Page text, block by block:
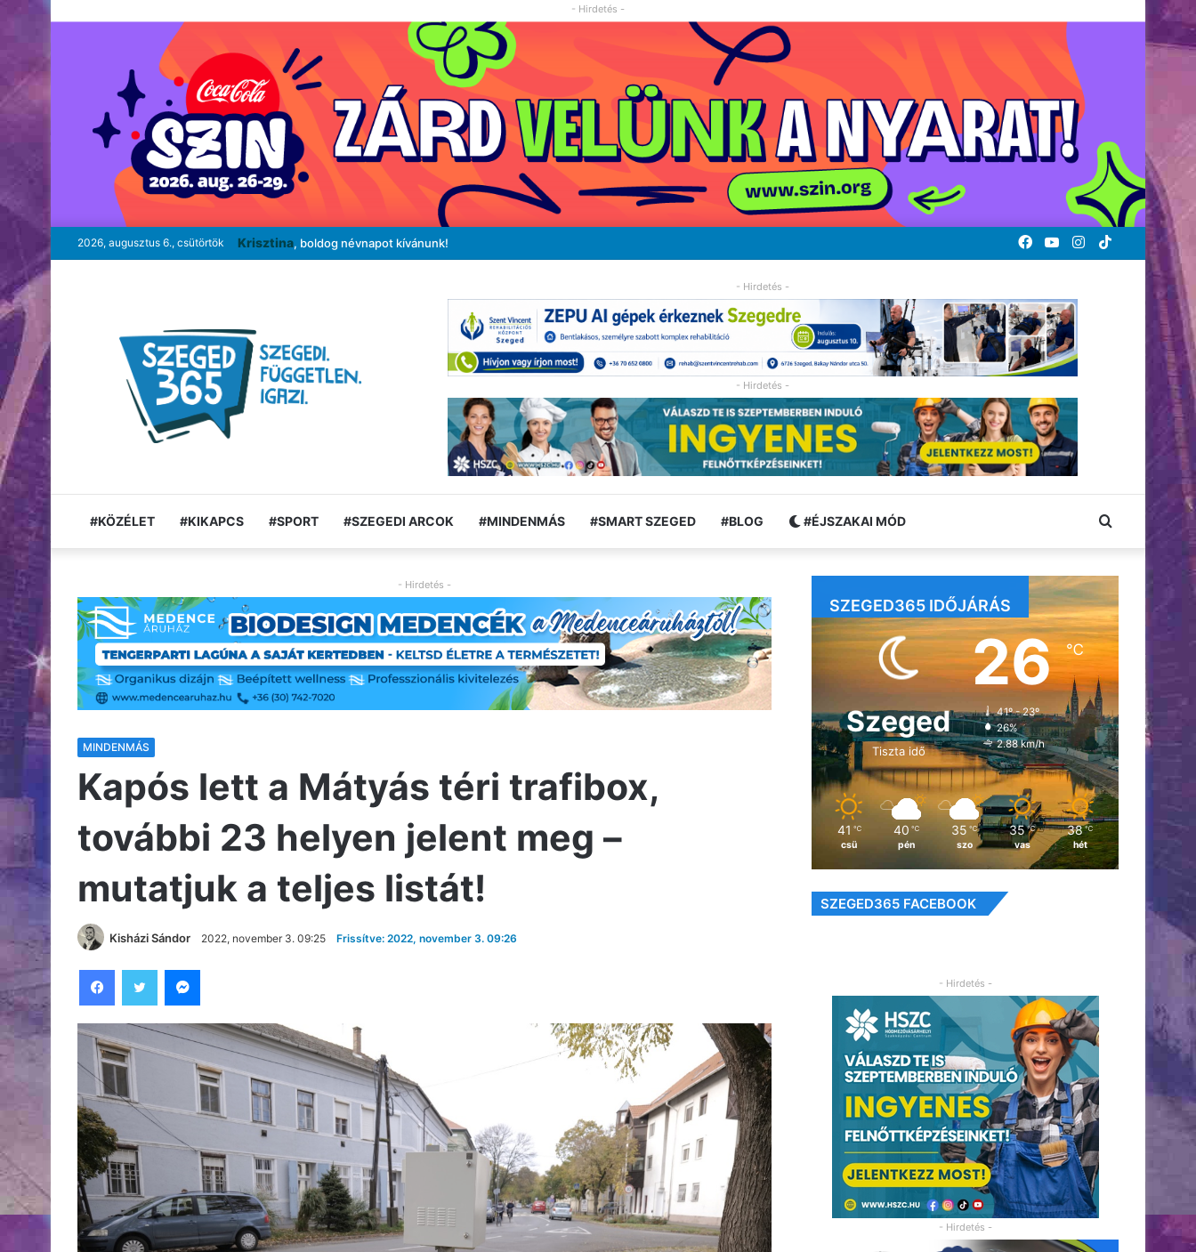
- Hirdetés -
2026, augusztus 6., csütörtök Krisztina, boldog névnapot kívánunk! TikTok
Instagram
YouTube
Facebook
- Hirdetés -
- Hirdetés -
#KÖZÉLET #KIKAPCS #SPORT #SZEGEDI ARCOK #MINDENMÁS #SMART SZEGED #BLOG #ÉJSZAKAI MÓD Keresés:
- Hirdetés -
MINDENMÁS
Kapós lett a Mátyás téri trafibox,
további 23 helyen jelent meg –
mutatjuk a teljes listát!
Kisházi Sándor 2022, november 3. 09:25 Frissítve: 2022, november 3. 09:26
SZEGED365 IDŐJÁRÁS
Szeged
Tiszta idő
26℃
41º - 23º
26%
2.88 km/h
41 ℃
csü
40 ℃
pén
35 ℃
szo
35 ℃
vas
38 ℃
hét
SZEGED365 FACEBOOK
- Hirdetés -
- Hirdetés -